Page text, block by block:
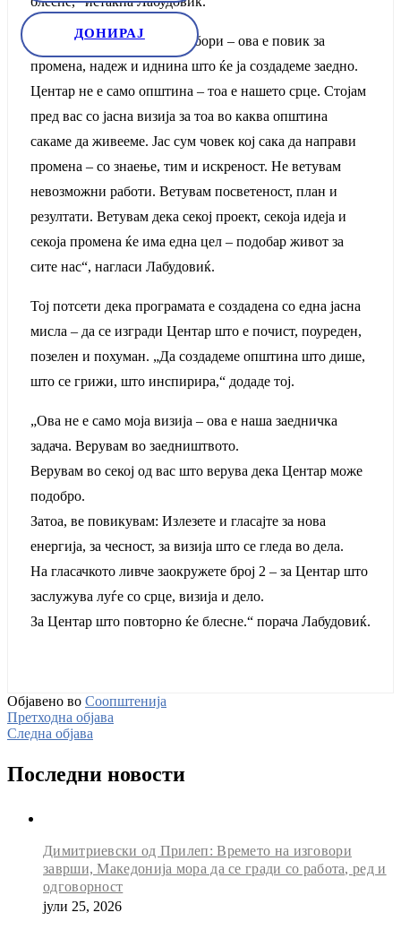
ДОНИРАЈ
„Ова не е само повик за избори – ова е повик за
промена, надеж и иднина што ќе ја создадеме заедно.
Центар не е само општина – тоа е нашето срце. Стојам
пред вас со јасна визија за тоа во каква општина
сакаме да живееме. Јас сум човек кој сака да направи
промена – со знаење, тим и искреност. Не ветувам
невозможни работи. Ветувам посветеност, план и
резултати. Ветувам дека секој проект, секоја идеја и
секоја промена ќе има една цел – подобар живот за
сите нас“, нагласи Лабудовиќ.
Тој потсети дека програмата е создадена со една јасна
мисла – да се изгради Центар што е почист, поуреден,
позелен и похуман. „Да создадеме општина што дише,
што се грижи, што инспирира,“ додаде тој.
„Ова не е само моја визија – ова е наша заедничка
задача. Верувам во заедништвото.
Верувам во секој од вас што верува дека Центар може
подобро.
Затоа, ве повикувам: Излезете и гласајте за нова
енергија, за чесност, за визија што се гледа во дела.
На гласачкото ливче заокружете број 2 – за Центар што
заслужува луѓе со срце, визија и дело.
За Центар што повторно ќе блесне.“ порача Лабудовиќ.
Објавено во Соопштенија
Претходна објава
Следна објава
Последни новости
Димитриевски од Прилеп: Времето на изговори
заврши, Македонија мора да се гради со работа, ред и
одговорност
јули 25, 2026